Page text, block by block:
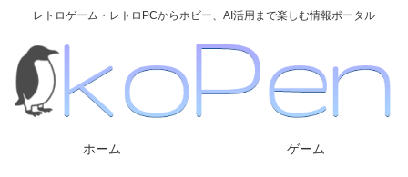
レトロゲーム・レトロPCからホビー、AI活用まで楽しむ情報ポータル
ホーム ゲーム